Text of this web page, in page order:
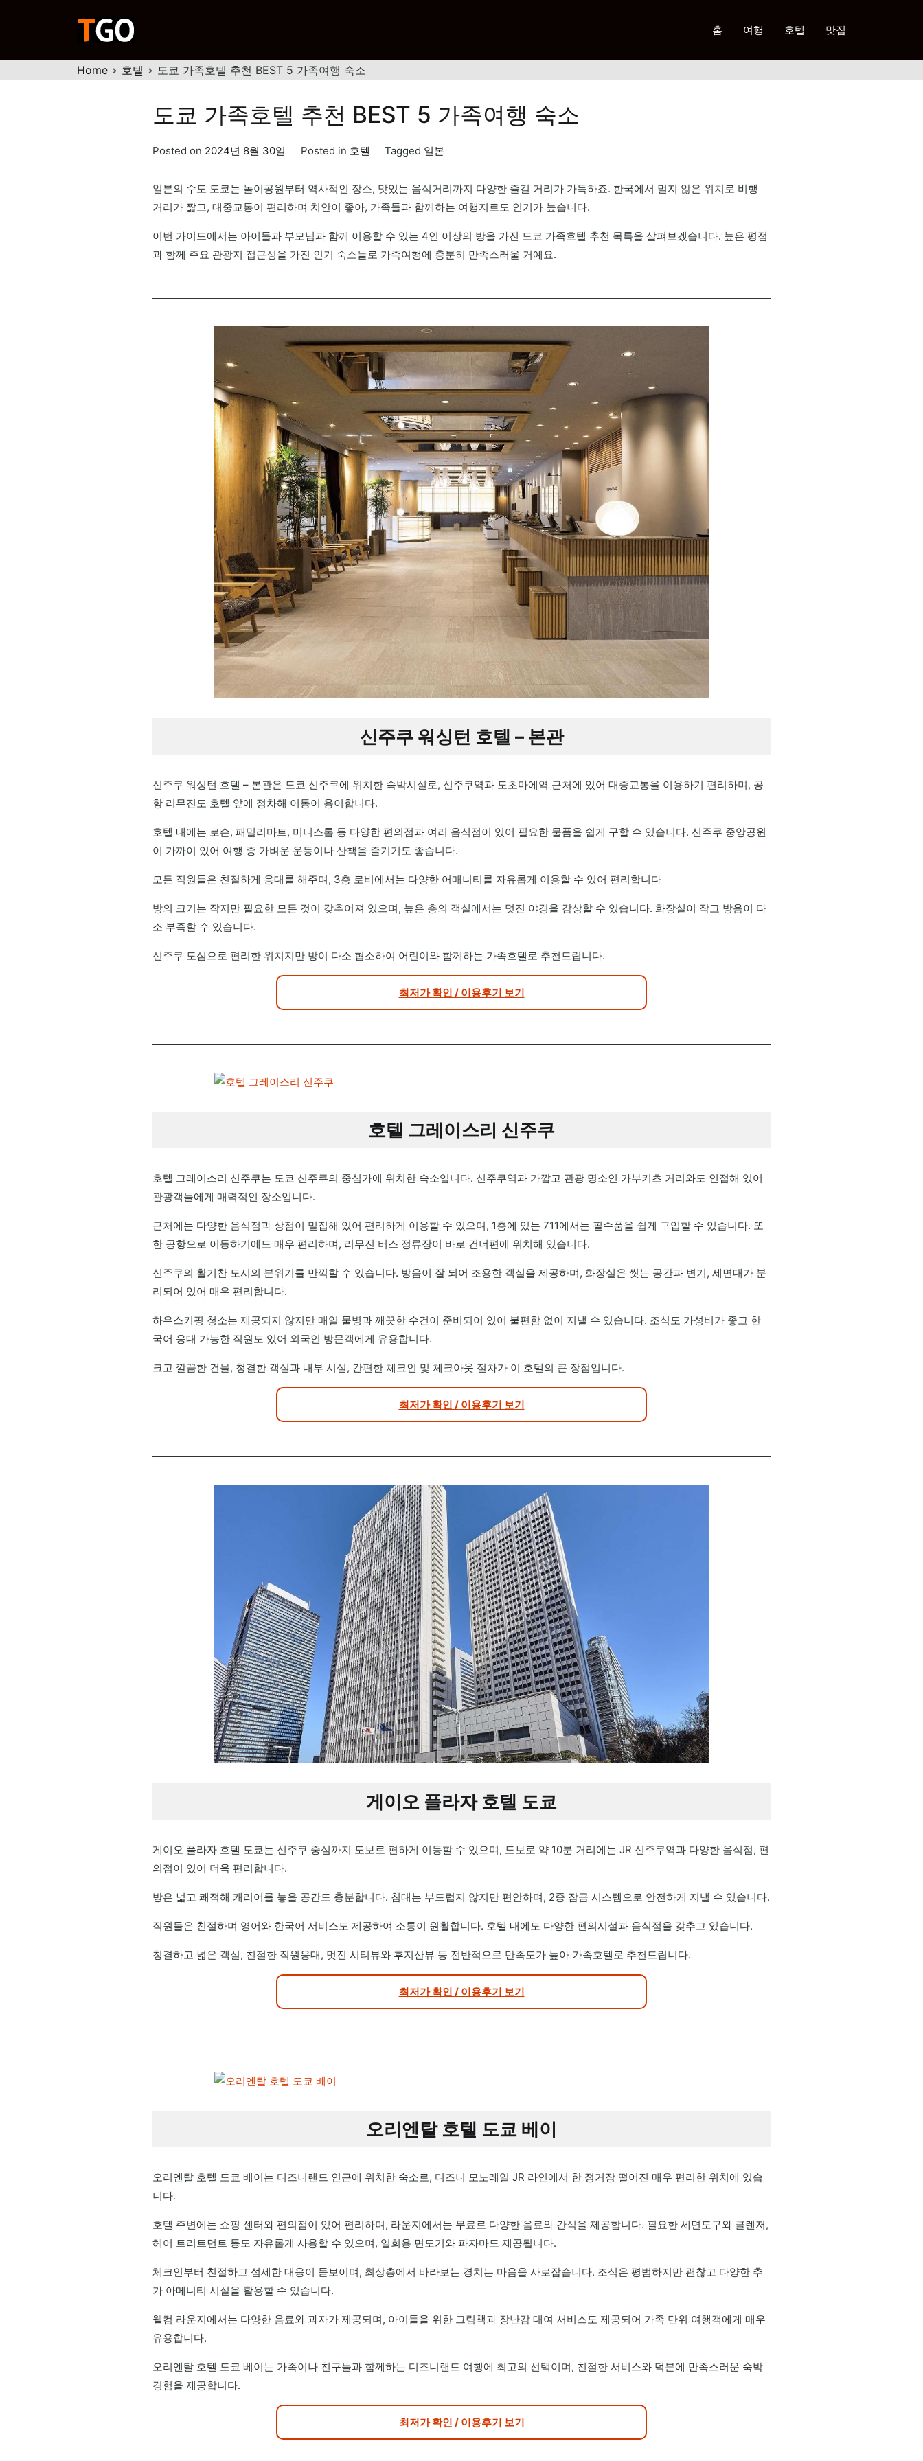
홈 여행 호텔 맛집
Home 호텔 도쿄 가족호텔 추천 BEST 5 가족여행 숙소
도쿄 가족호텔 추천 BEST 5 가족여행 숙소
Posted on 2024년 8월 30일 Posted in 호텔 Tagged 일본
일본의 수도 도쿄는 놀이공원부터 역사적인 장소, 맛있는 음식거리까지 다양한 즐길 거리가 가득하죠. 한국에서 멀지 않은 위치로 비행
거리가 짧고, 대중교통이 편리하며 치안이 좋아, 가족들과 함께하는 여행지로도 인기가 높습니다.
이번 가이드에서는 아이들과 부모님과 함께 이용할 수 있는 4인 이상의 방을 가진 도쿄 가족호텔 추천 목록을 살펴보겠습니다. 높은 평점
과 함께 주요 관광지 접근성을 가진 인기 숙소들로 가족여행에 충분히 만족스러울 거예요.
신주쿠 워싱턴 호텔 – 본관
신주쿠 워싱턴 호텔 – 본관은 도쿄 신주쿠에 위치한 숙박시설로, 신주쿠역과 도초마에역 근처에 있어 대중교통을 이용하기 편리하며, 공
항 리무진도 호텔 앞에 정차해 이동이 용이합니다.
호텔 내에는 로손, 패밀리마트, 미니스톱 등 다양한 편의점과 여러 음식점이 있어 필요한 물품을 쉽게 구할 수 있습니다. 신주쿠 중앙공원
이 가까이 있어 여행 중 가벼운 운동이나 산책을 즐기기도 좋습니다.
모든 직원들은 친절하게 응대를 해주며, 3층 로비에서는 다양한 어매니티를 자유롭게 이용할 수 있어 편리합니다
방의 크기는 작지만 필요한 모든 것이 갖추어져 있으며, 높은 층의 객실에서는 멋진 야경을 감상할 수 있습니다. 화장실이 작고 방음이 다
소 부족할 수 있습니다.
신주쿠 도심으로 편리한 위치지만 방이 다소 협소하여 어린이와 함께하는 가족호텔로 추천드립니다.
최저가 확인 / 이용후기 보기
호텔 그레이스리 신주쿠
호텔 그레이스리 신주쿠는 도쿄 신주쿠의 중심가에 위치한 숙소입니다. 신주쿠역과 가깝고 관광 명소인 가부키초 거리와도 인접해 있어
관광객들에게 매력적인 장소입니다.
근처에는 다양한 음식점과 상점이 밀집해 있어 편리하게 이용할 수 있으며, 1층에 있는 711에서는 필수품을 쉽게 구입할 수 있습니다. 또
한 공항으로 이동하기에도 매우 편리하며, 리무진 버스 정류장이 바로 건너편에 위치해 있습니다.
신주쿠의 활기찬 도시의 분위기를 만끽할 수 있습니다. 방음이 잘 되어 조용한 객실을 제공하며, 화장실은 씻는 공간과 변기, 세면대가 분
리되어 있어 매우 편리합니다.
하우스키핑 청소는 제공되지 않지만 매일 물병과 깨끗한 수건이 준비되어 있어 불편함 없이 지낼 수 있습니다. 조식도 가성비가 좋고 한
국어 응대 가능한 직원도 있어 외국인 방문객에게 유용합니다.
크고 깔끔한 건물, 청결한 객실과 내부 시설, 간편한 체크인 및 체크아웃 절차가 이 호텔의 큰 장점입니다.
최저가 확인 / 이용후기 보기
게이오 플라자 호텔 도쿄
게이오 플라자 호텔 도쿄는 신주쿠 중심까지 도보로 편하게 이동할 수 있으며, 도보로 약 10분 거리에는 JR 신주쿠역과 다양한 음식점, 편
의점이 있어 더욱 편리합니다.
방은 넓고 쾌적해 캐리어를 놓을 공간도 충분합니다. 침대는 부드럽지 않지만 편안하며, 2중 잠금 시스템으로 안전하게 지낼 수 있습니다.
직원들은 친절하며 영어와 한국어 서비스도 제공하여 소통이 원활합니다. 호텔 내에도 다양한 편의시설과 음식점을 갖추고 있습니다.
청결하고 넓은 객실, 친절한 직원응대, 멋진 시티뷰와 후지산뷰 등 전반적으로 만족도가 높아 가족호텔로 추천드립니다.
최저가 확인 / 이용후기 보기
오리엔탈 호텔 도쿄 베이
오리엔탈 호텔 도쿄 베이는 디즈니랜드 인근에 위치한 숙소로, 디즈니 모노레일 JR 라인에서 한 정거장 떨어진 매우 편리한 위치에 있습
니다.
호텔 주변에는 쇼핑 센터와 편의점이 있어 편리하며, 라운지에서는 무료로 다양한 음료와 간식을 제공합니다. 필요한 세면도구와 클렌저,
헤어 트리트먼트 등도 자유롭게 사용할 수 있으며, 일회용 면도기와 파자마도 제공됩니다.
체크인부터 친절하고 섬세한 대응이 돋보이며, 최상층에서 바라보는 경치는 마음을 사로잡습니다. 조식은 평범하지만 괜찮고 다양한 추
가 아메니티 시설을 활용할 수 있습니다.
웰컴 라운지에서는 다양한 음료와 과자가 제공되며, 아이들을 위한 그림책과 장난감 대여 서비스도 제공되어 가족 단위 여행객에게 매우
유용합니다.
오리엔탈 호텔 도쿄 베이는 가족이나 친구들과 함께하는 디즈니랜드 여행에 최고의 선택이며, 친절한 서비스와 덕분에 만족스러운 숙박
경험을 제공합니다.
최저가 확인 / 이용후기 보기